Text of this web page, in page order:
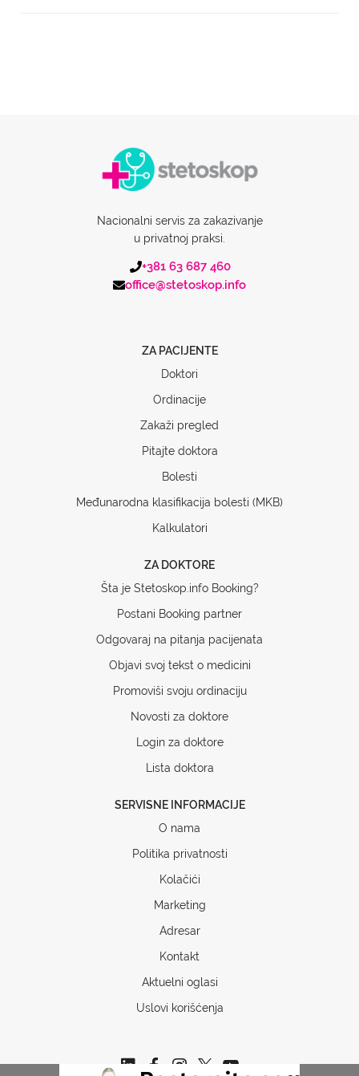
Nacionalni servis za zakazivanje
u privatnoj praksi.
+381 63 687 460
office@stetoskop.info
ZA PACIJENTE
Doktori
Ordinacije
Zakaži pregled
Pitajte doktora
Bolesti
Međunarodna klasifikacija bolesti (MKB)
Kalkulatori
ZA DOKTORE
Šta je Stetoskop.info Booking?
Postani Booking partner
Odgovaraj na pitanja pacijenata
Objavi svoj tekst o medicini
Promoviši svoju ordinaciju
Novosti za doktore
Login za doktore
Lista doktora
SERVISNE INFORMACIJE
O nama
Politika privatnosti
Kolačići
Marketing
Adresar
Kontakt
Aktuelni oglasi
Uslovi korišćenja